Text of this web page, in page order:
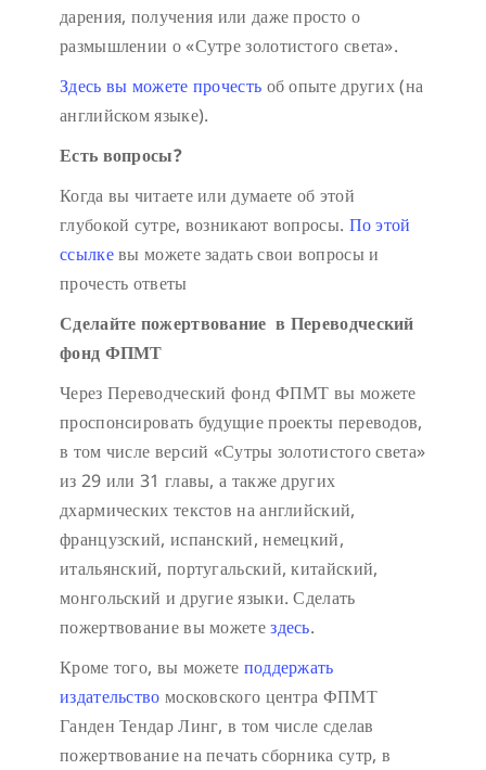
дарения, получения или даже просто о
размышлении о «Сутре золотистого света».
Здесь вы можете прочесть об опыте других (на
английском языке).
Есть вопросы?
Когда вы читаете или думаете об этой
глубокой сутре, возникают вопросы. По этой
ссылкевы можете задать свои вопросы и
прочесть ответы
Сделайте пожертвование в Переводческий
фонд ФПМТ
Через Переводческий фонд ФПМТ вы можете
проспонсировать будущие проекты переводов,
в том числе версий «Сутры золотистого света»
из 29 или 31 главы, а также других
дхармических текстов на английский,
французский, испанский, немецкий,
итальянский, португальский, китайский,
монгольский и другие языки. Сделать
пожертвование вы можетездесь.
Кроме того, вы можете поддержать
издательство московского центра ФПМТ
Ганден Тендар Линг, в том числе сделав
пожертвование на печать сборника сутр, в